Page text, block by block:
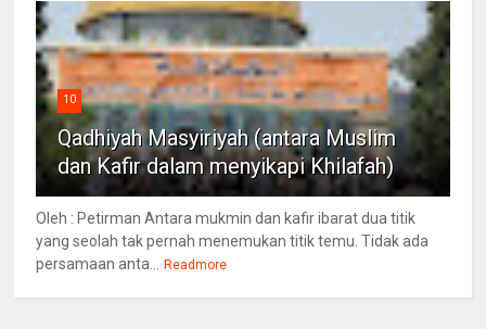
10
Qadhiyah Masyiriyah (antara Muslim
dan Kafir dalam menyikapi Khilafah)
Oleh : Petirman Antara mukmin dan kafir ibarat dua titik
yang seolah tak pernah menemukan titik temu. Tidak ada
persamaan anta...
Readmore